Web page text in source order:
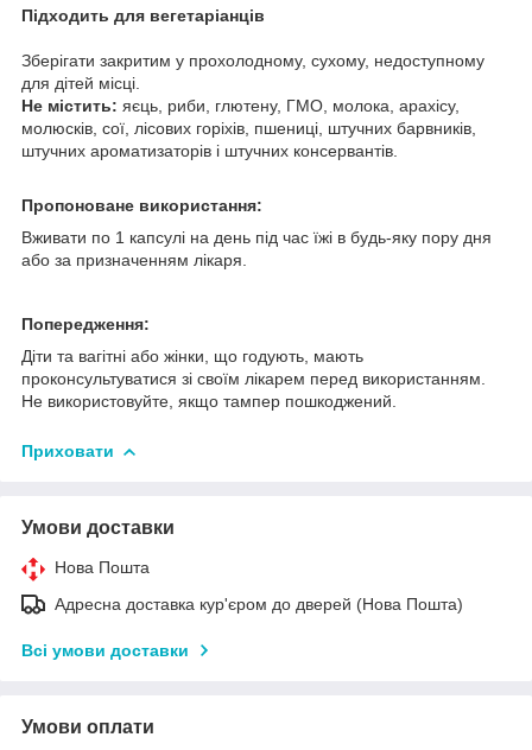
Підходить для вегетаріанців
Зберігати закритим у прохолодному, сухому, недоступному
для дітей місці.
Не містить: яєць, риби, глютену, ГМО, молока, арахісу,
молюсків, сої, лісових горіхів, пшениці, штучних барвників,
штучних ароматизаторів і штучних консервантів.
Пропоноване використання:
Вживати по 1 капсулі на день під час їжі в будь-яку пору дня
або за призначенням лікаря.
Попередження:
Діти та вагітні або жінки, що годують, мають
проконсультуватися зі своїм лікарем перед використанням.
Не використовуйте, якщо тампер пошкоджений.
Приховати
Умови доставки
Нова Пошта
Адресна доставка кур'єром до дверей (Нова Пошта)
Всі умови доставки
Умови оплати